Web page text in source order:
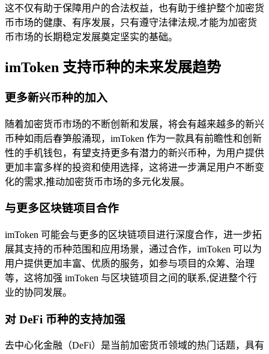
这不仅有助于保障用户的合法权益，也有助于维护整个加密货
币市场的健康、有序发展，只有遵守法律法规,才能为加密货
币市场的长期稳定发展奠定坚实的基础。
imToken 支持币种的未来发展趋势
更多新兴币种的加入
随着加密货币市场的不断创新和发展，将会有越来越多的新兴
币种如雨后春笋般涌现，imToken 作为一款具有前瞻性和创新
性的手机钱包，有望支持更多有潜力的新兴币种，为用户提供
更加丰富多样的投资和使用选择，这将进一步满足用户不断变
化的需求,推动加密货币市场的多元化发展。
与更多区块链项目合作
imToken 可能会与更多的区块链项目进行深度合作，进一步拓
展其支持的币种范围和应用场景，通过合作，imToken 可以为
用户提供更加丰富、优质的服务，如参与项目的众筹、治理
等，这将加强 imToken 与区块链项目之间的联系,促进整个行
业的协同发展。
对 DeFi 币种的支持加强
去中心化金融（DeFi）是当前加密货币领域的热门话题，具有